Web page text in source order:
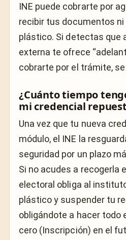
INE puede cobrarte por
recibir tus documentos
plástico. Si detectas que
externa te ofrece
cobrarte por el trámite,
¿Cuánto tiempo
mi credencial
Una vez que tu nueva
módulo, el INE la
seguridad por un plazo
Si no acudes a recogerla
electoral obliga al
plástico y suspender tu
obligándote a hacer todo
cero (Inscripción) en el